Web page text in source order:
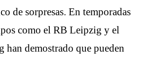
de sorpresas. En temporadas
como el RB Leipzig y el
demostrado que pueden